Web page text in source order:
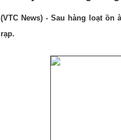
(VTC News) - Sau hàng loạt ồn
rạp.